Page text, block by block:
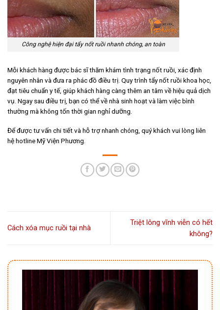
Công nghệ hiện đại tẩy nốt ruồi nhanh chóng, an toàn
Mỗi khách hàng được bác sĩ thăm khám tình trạng nốt ruồi, xác định
nguyên nhân và đưa ra phác đồ điều trị. Quy trình tẩy nốt ruồi khoa học,
đạt tiêu chuẩn y tế, giúp khách hàng càng thêm an tâm về hiệu quả dịch
vụ. Ngay sau điều trị, bạn có thể về nhà sinh hoạt và làm việc bình
thường mà không tốn thời gian nghỉ dưỡng.
Để được tư vấn chi tiết và hỗ trợ nhanh chóng, quý khách vui lòng liên
hệ hotline Mỹ Viện Phương.
Cách xóa mục ruồi tại nhà
Triệt lông vĩnh viễn có hết
không?